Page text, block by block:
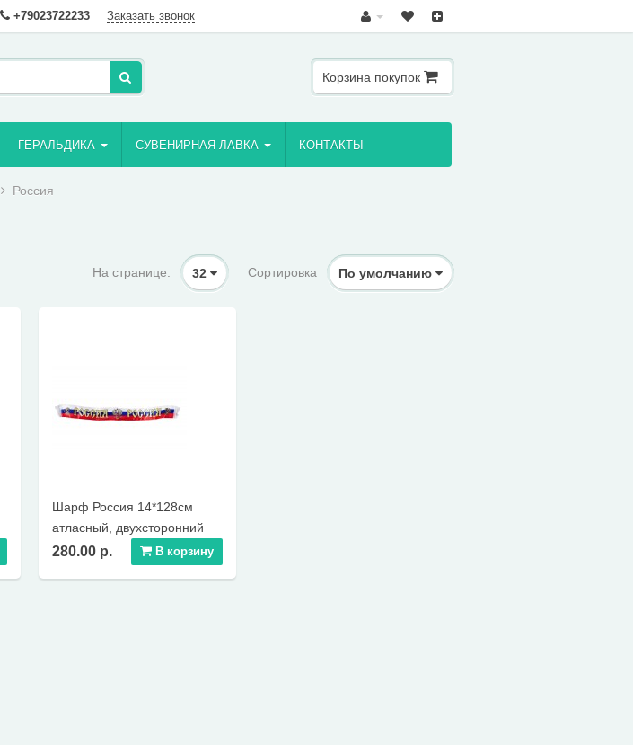
+79023722233 Заказать звонок
Корзина покупок
ГЕРАЛЬДИКА СУВЕНИРНАЯ ЛАВКА КОНТАКТЫ
Россия
На странице: 32 Сортировка По умолчанию
Шарф Россия 14*128см
атласный, двухсторонний
280.00 р. В корзину